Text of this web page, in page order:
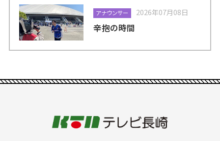
アナウンサー 2026年07月08日
辛抱の時間